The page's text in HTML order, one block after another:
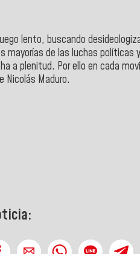
lento, buscando
mayorías de las luchas
a plenitud. Por ello en cada
Nicolás Maduro.